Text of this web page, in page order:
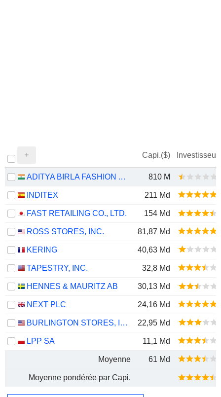
Capi.($) Investisseur
ADITYA BIRLA FASHION AND RETAIL LIMITED 810 M
INDITEX 211 Md
FAST RETAILING CO., LTD. 154 Md
ROSS STORES, INC. 81,87 Md
KERING 40,63 Md
TAPESTRY, INC. 32,8 Md
HENNES & MAURITZ AB 30,13 Md
NEXT PLC 24,16 Md
BURLINGTON STORES, INC. 22,95 Md
LPP SA 11,1 Md
Moyenne 61 Md
Moyenne pondérée par Capi.